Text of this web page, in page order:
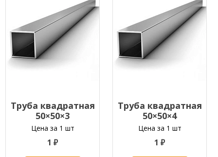
Труба квадратная
50×50×3
Цена за 1 шт
1 ₽
Труба квадратная
50×50×4
Цена за 1 шт
1 ₽